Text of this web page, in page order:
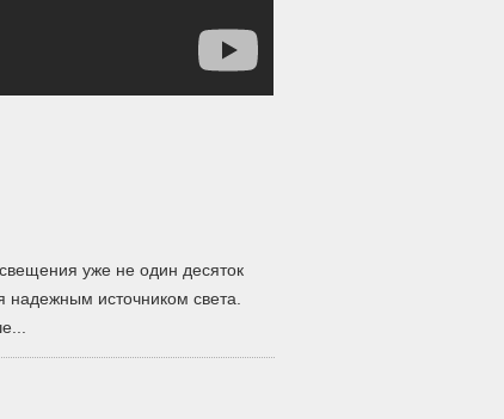
уже не один десяток
надежным источником света.